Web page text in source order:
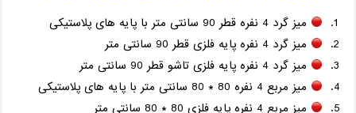
میز گرد 4 نفره قطر 90 سانتی متر با پایه های پلاستیکی
میز گرد 4 نفره پایه فلزی قطر 90 سانتی متر
میز گرد 4 نفره پایه فلزی تاشو قطر 90 سانتی متر
میز مربع 4 نفره 80 * 80 سانتی متر با پایه های پلاستیکی
میز مربع 4 نفره پایه فلزی 80 * 80 سانتی متر